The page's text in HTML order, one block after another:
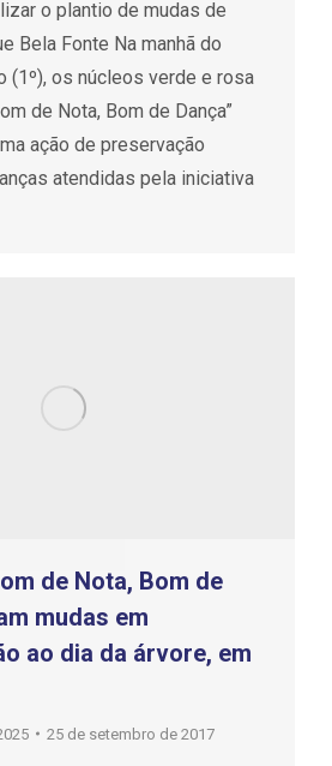
o plantio de mudas de
Bela Fonte Na manhã do
(1º), os núcleos verde e rosa
de Nota, Bom de Dança”
ação de preservação
atendidas pela iniciativa
de Nota, Bom de
mudas em
ao dia da árvore, em
25 de setembro de 2017